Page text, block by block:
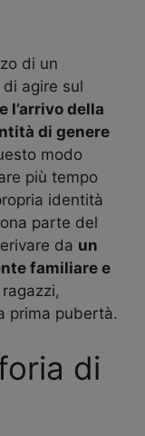
di un
agire sul
l’arrivo della
di genere
modo
più tempo
identità
parte del
da un
familiare e
prima pubertà.
di